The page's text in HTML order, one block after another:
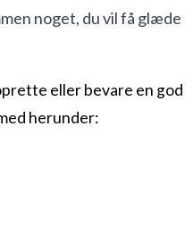
noget, du vil få glæde
eller bevare en god
herunder: